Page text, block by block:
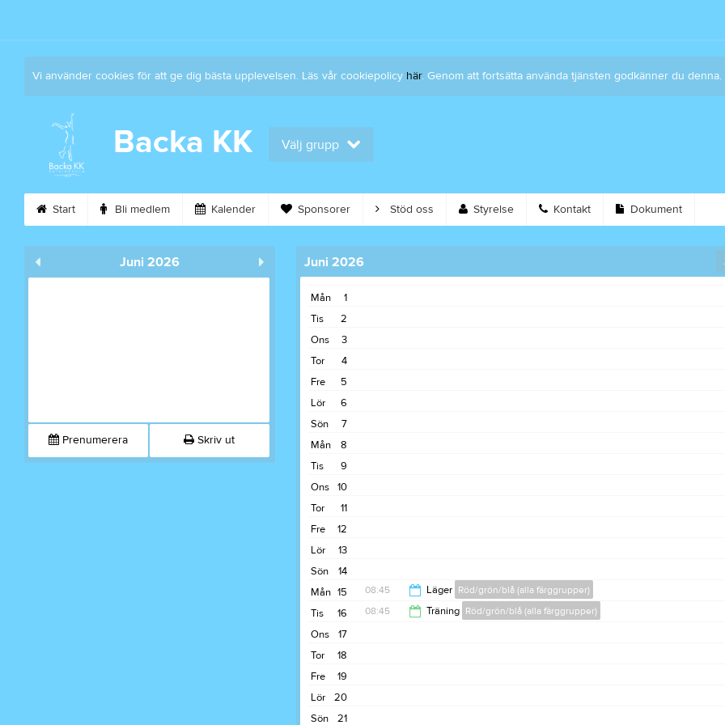
Vi använder cookies för att ge dig bästa upplevelsen. Läs vår cookiepolicy här. Genom att fortsätta använda tjänsten godkänner du denna.
Backa KK Välj grupp
Start Bli medlem Kalender Sponsorer Stöd oss Styrelse Kontakt Dokument
Juni 2026
Prenumerera Skriv ut
Juni 2026
1
Mån
2
Tis
3
Ons
4
Tor
5
Fre
6
Lör
7
Sön
8
Mån
9
Tis
10
Ons
11
Tor
12
Fre
13
Lör
14
Sön
15
Mån 08:45 Läger Röd/grön/blå (alla färggrupper)
16
Tis 08:45 Träning Röd/grön/blå (alla färggrupper)
17
Ons
18
Tor
19
Fre
20
Lör
21
Sön